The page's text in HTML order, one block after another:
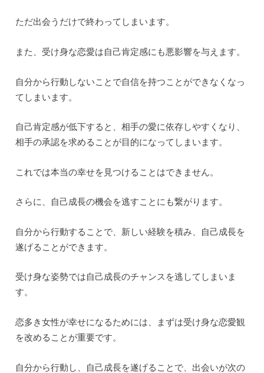
ただ出会うだけで終わってしまいます。
また、受け身な恋愛は自己肯定感にも悪影響を与えます。
自分から行動しないことで自信を持つことができなくなっ
てしまいます。
自己肯定感が低下すると、相手の愛に依存しやすくなり、
相手の承認を求めることが目的になってしまいます。
これでは本当の幸せを見つけることはできません。
さらに、自己成長の機会を逃すことにも繋がります。
自分から行動することで、新しい経験を積み、自己成長を
遂げることができます。
受け身な姿勢では自己成長のチャンスを逃してしまいま
す。
恋多き女性が幸せになるためには、まずは受け身な恋愛観
を改めることが重要です。
自分から行動し、自己成長を遂げることで、出会いが次の